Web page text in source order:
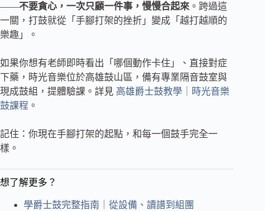
——不要貪心，一次只顧一件事，慢慢合起來 。跨過這
一關，打鼓就從「手腳打架的挫折」變成「越打越順的
樂趣」。
如果你想有老師即時看出「哪個動作卡住」、直接對症
下藥，時光音樂位於高雄鼓山區，備有專業隔音鼓室與
現成鼓組，提體驗課。詳見 高雄爵士鼓教學｜時光音樂
鼓課程 。
記住：你現在手腳打架的起點，和每一個鼓手完全一
樣。
想了解更多？
學爵士鼓完整指南｜從設備、讀譜到組團